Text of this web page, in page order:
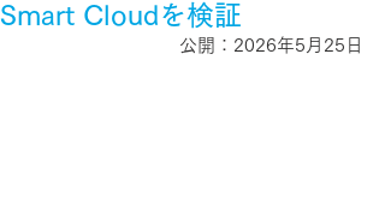
Smart Cloudを検証
公開：2026年5月25日